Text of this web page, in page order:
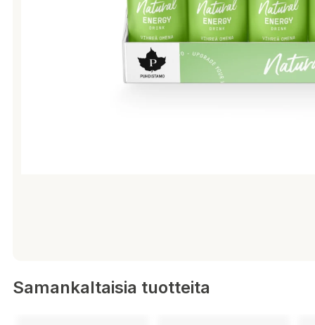
Samankaltaisia tuotteita